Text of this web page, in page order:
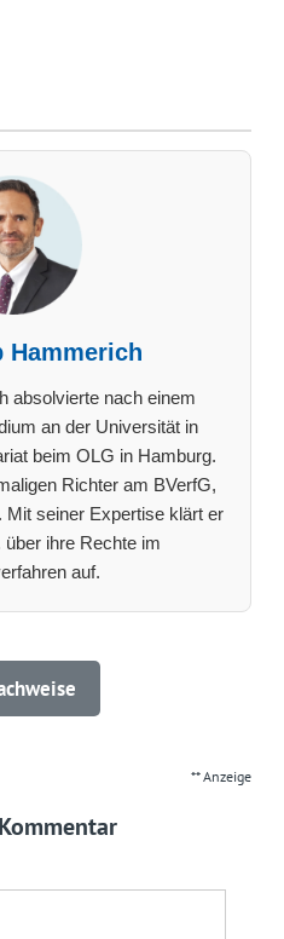
Hammerich
absolvierte nach einem
an der Universität in
beim OLG in Hamburg.
Richter am BVerfG,
Mit seiner Expertise klärt er
ihre Rechte im
auf.
** Anzeige